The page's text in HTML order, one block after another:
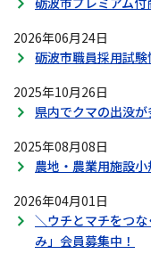
2026年06月24日
砺波市職員採用試験
2025年10月26日
県内でクマの出没
2025年08月08日
農地・農業用施設
2026年04月01日
＼ウチとマチをつ
み」会員募集中！